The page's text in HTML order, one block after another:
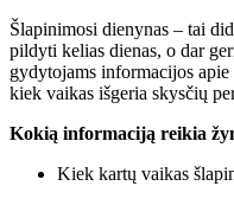
Šlapinimosi dienynas – tai
pildyti kelias dienas, o dar
gydytojams informacijos
kiek vaikas išgeria skysčių
Kokią informaciją reikia
Kiek kartų vaikas